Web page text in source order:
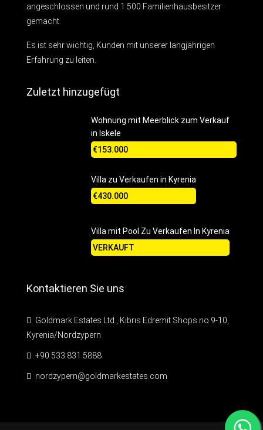
angeschlossen und rund 1.500 Familienhausbesitzer
gemacht.
Es ist sehr wichtig, Kunden mit unserer langjährigen
Erfahrung zu leiten.
Zuletzt hinzugefügt
Wohnung mit Meerblick zum Verkauf
in Iskele
€153.000
Villa zu Verkaufen in Kyrenia
€430.000
Villa mit Pool Zu Verkaufen In Kyrenia
VERKAUFT
Kontaktieren Sie uns
Goldmark Estates Ltd., Kıbrıs Edremit Shops no 9-10,
Kyrenia/Nordzypern
+90 533 831 5888
nordzypern@goldmarkestates.com